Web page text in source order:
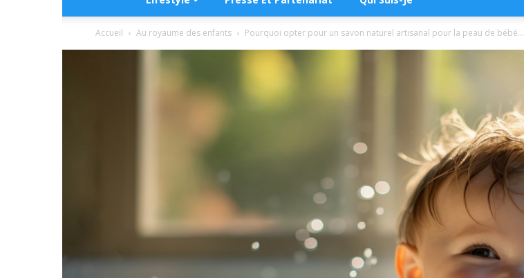
Accueil Au royaume des enfants Pourquoi opter pour un savon naturel artisanal pour la peau de bébé...